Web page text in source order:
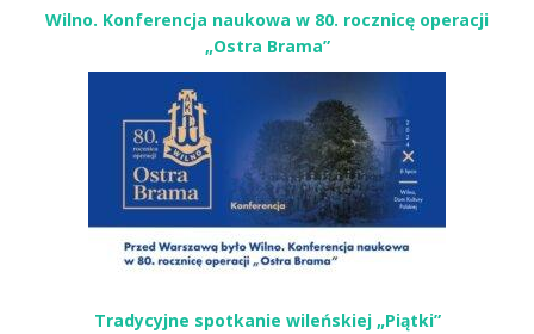
Wilno. Konferencja naukowa w 80. rocznicę operacji
„Ostra Brama”
Tradycyjne spotkanie wileńskiej „Piątki”